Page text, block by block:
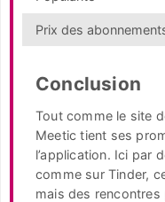
Prix des
Conclusion
Tout comme le site
Meetic tient ses
l’application. Ici par
comme sur Tinder,
mais des rencontres